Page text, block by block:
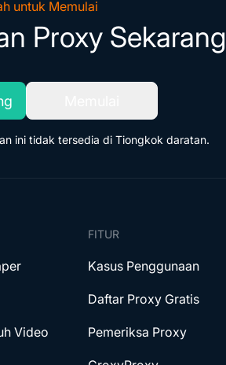
untuk Memulai
Proxy Sekarang
ini tidak tersedia di Tiongkok daratan.
Video
FITUR
Kasus Penggunaan
Daftar Proxy Gratis
Pemeriksa Proxy